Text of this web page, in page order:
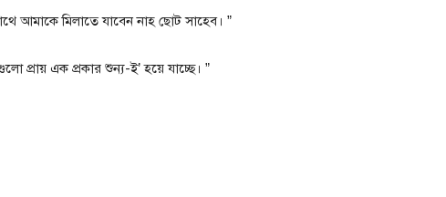
আমাকে মিলাতে যাবেন নাহ ছোট সাহেব। ”
এক প্রকার শুন্য-ই’ হয়ে যাচ্ছে। ”